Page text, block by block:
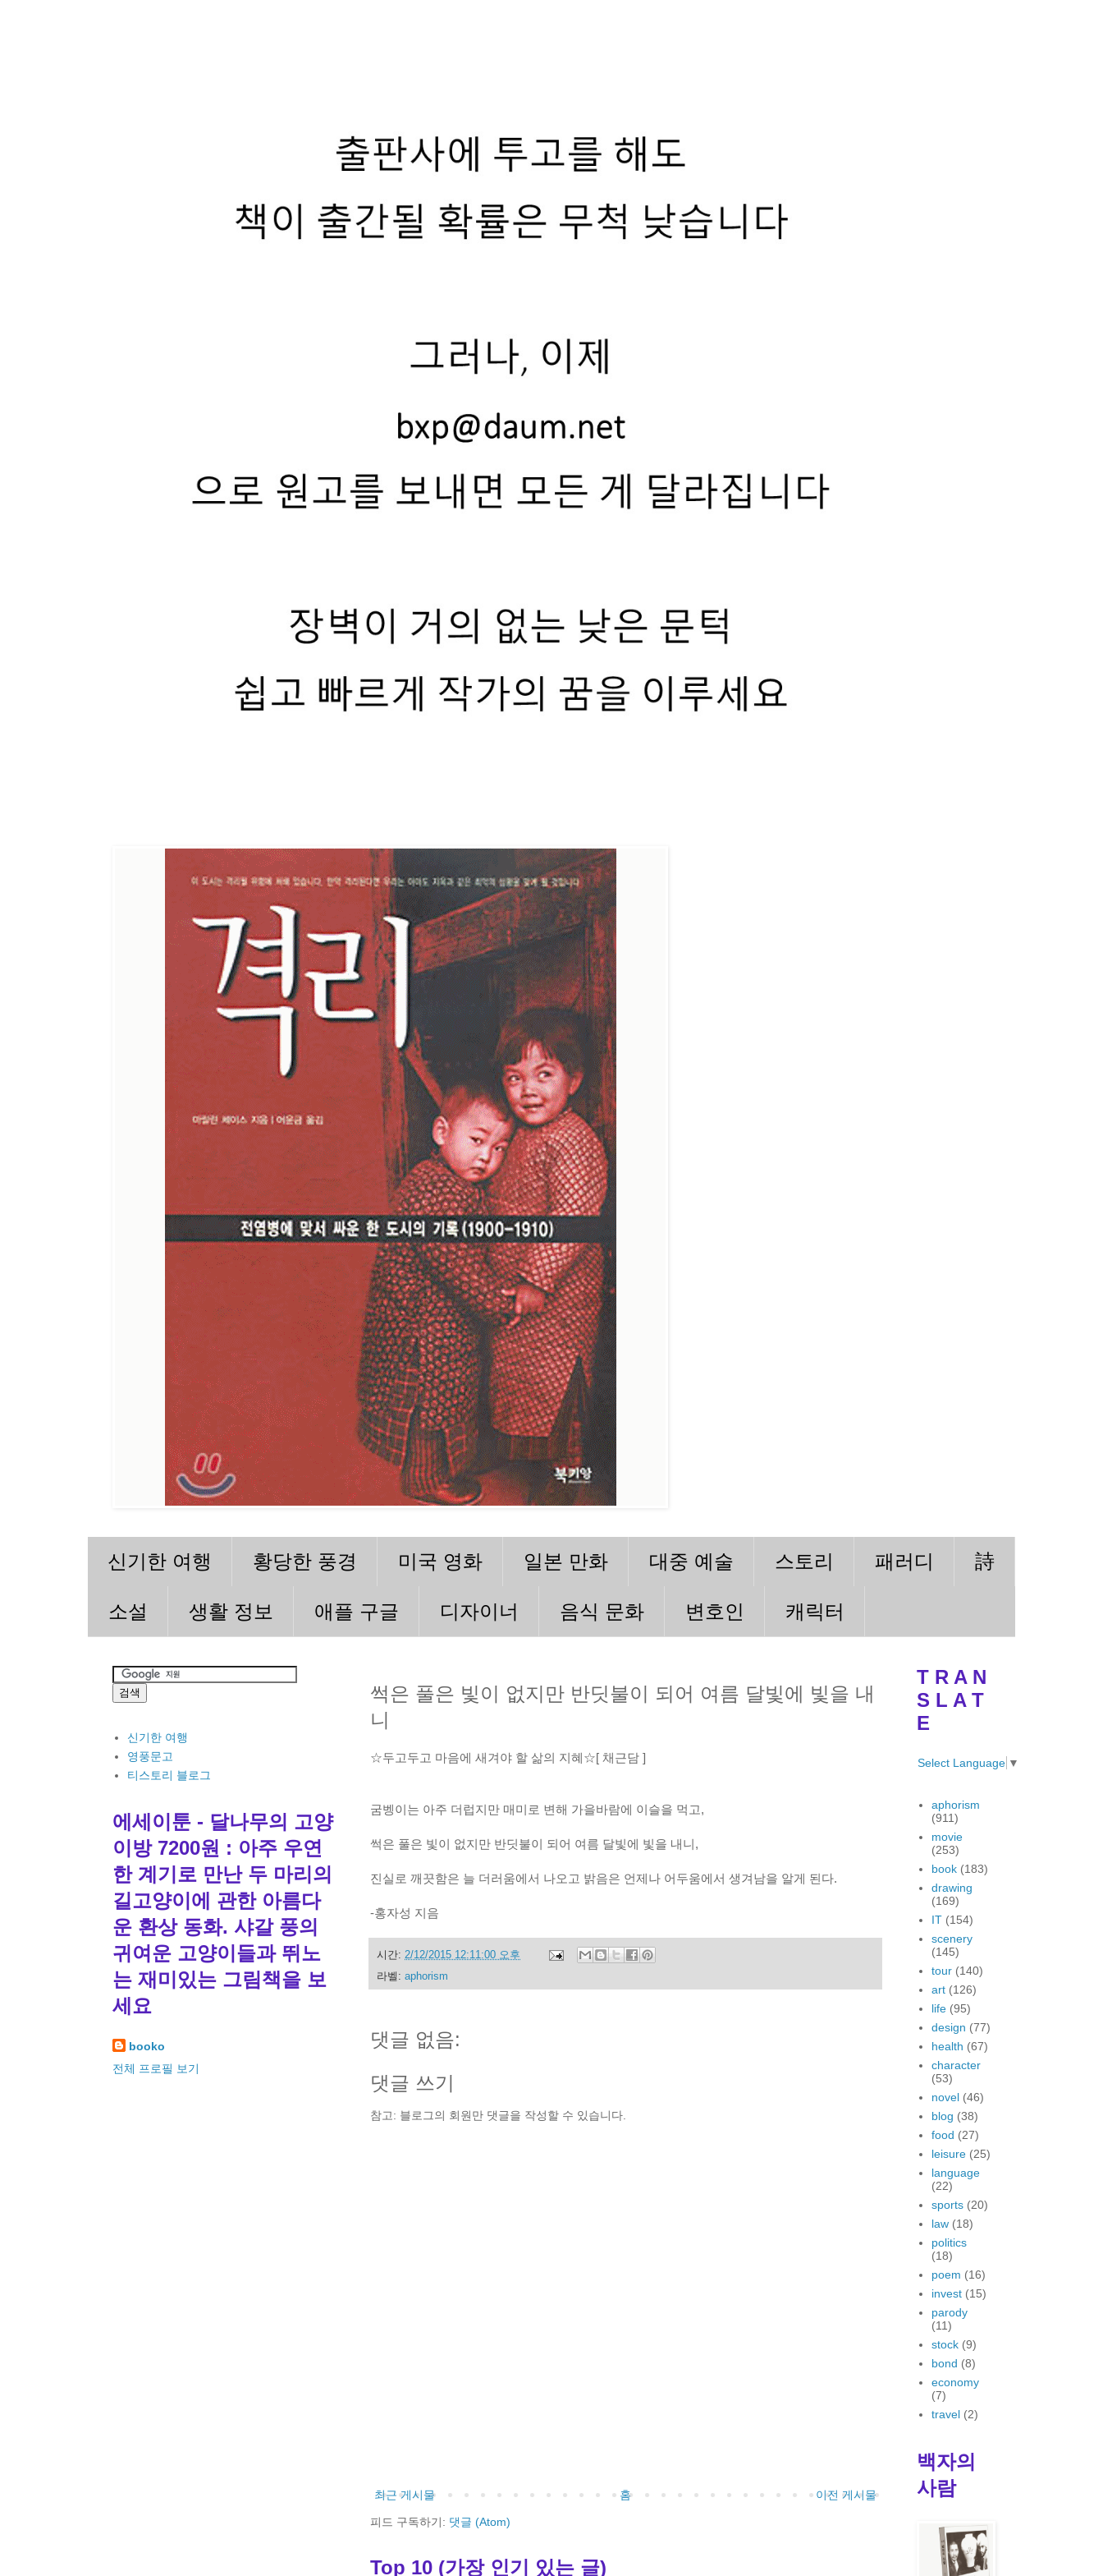
신기한 여행 황당한 풍경 미국 영화 일본 만화 대중 예술 스토리 패러디 詩
소설 생활 정보 애플 구글 디자이너 음식 문화 변호인 캐릭터
썩은 풀은 빛이 없지만 반딧불이 되어 여름 달빛에 빛을 내
니
☆두고두고 마음에 새겨야 할 삶의 지혜☆[ 채근담 ]
굼벵이는 아주 더럽지만 매미로 변해 가을바람에 이슬을 먹고,
썩은 풀은 빛이 없지만 반딧불이 되어 여름 달빛에 빛을 내니,
진실로 깨끗함은 늘 더러움에서 나오고 밝음은 언제나 어두움에서 생겨남을 알게 된다.
-홍자성 지음
시간: 2/12/2015 12:11:00 오후
라벨: aphorism
댓글 없음:
댓글 쓰기
참고: 블로그의 회원만 댓글을 작성할 수 있습니다.
최근 게시물 이전 게시물
홈
피드 구독하기: 댓글 (Atom)
Top 10 (가장 인기 있는 글)
신기한 여행
영풍문고
티스토리 블로그
에세이툰 - 달나무의 고양
이방 7200원 : 아주 우연
한 계기로 만난 두 마리의
길고양이에 관한 아름다
운 환상 동화. 샤갈 풍의
귀여운 고양이들과 뛰노
는 재미있는 그림책을 보
세요
booko
전체 프로필 보기
T R A N
S L A T
E
Select Language ▼
aphorism
(911)
movie
(253)
book (183)
drawing
(169)
IT (154)
scenery
(145)
tour (140)
art (126)
life (95)
design (77)
health (67)
character
(53)
novel (46)
blog (38)
food (27)
leisure (25)
language
(22)
sports (20)
law (18)
politics
(18)
poem (16)
invest (15)
parody
(11)
stock (9)
bond (8)
economy
(7)
travel (2)
백자의
사람